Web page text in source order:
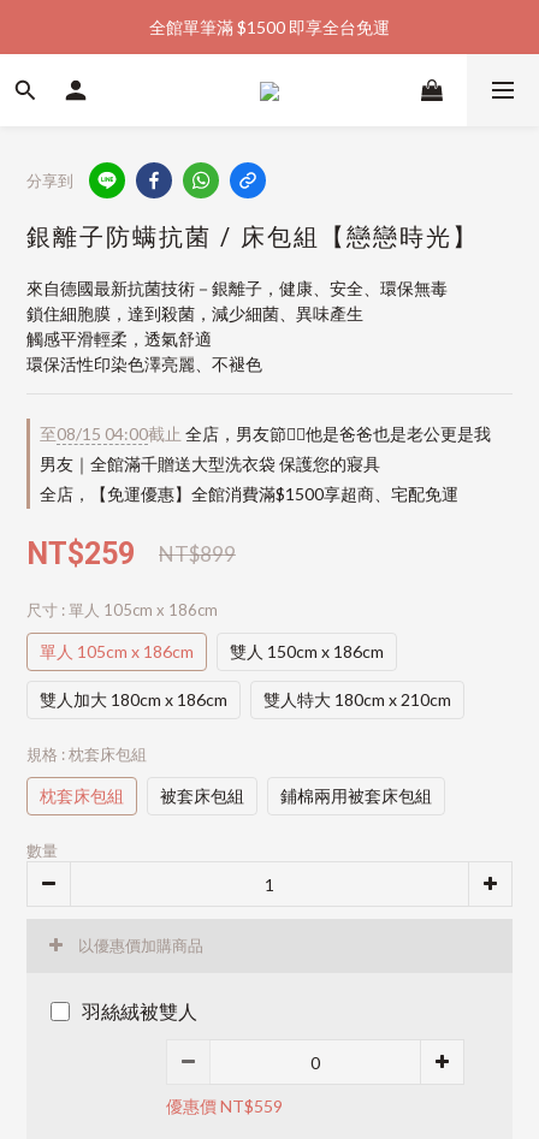
加入會員購物金  馬上領  馬上折
全館單筆滿 $1500 即享全台免運
加入會員購物金  馬上領  馬上折
分享到
銀離子防螨抗菌 / 床包組【戀戀時光】
來自德國最新抗菌技術－銀離子，健康、安全、環保無毒
鎖住細胞膜，達到殺菌，減少細菌、異味產生
觸感平滑輕柔，透氣舒適
環保活性印染色澤亮麗、不褪色
至08/15 04:00截止 全店，男友節👱‍♂️他是爸爸也是老公更是我
男友｜全館滿千贈送大型洗衣袋 保護您的寢具
全店，【免運優惠】全館消費滿$1500享超商、宅配免運
NT$899
NT$259
尺寸 : 單人 105cm x 186cm
單人 105cm x 186cm 雙人 150cm x 186cm
雙人加大 180cm x 186cm 雙人特大 180cm x 210cm
規格 : 枕套床包組
枕套床包組 被套床包組 鋪棉兩用被套床包組
數量
以優惠價加購商品
羽絲絨被雙人
優惠價 NT$559